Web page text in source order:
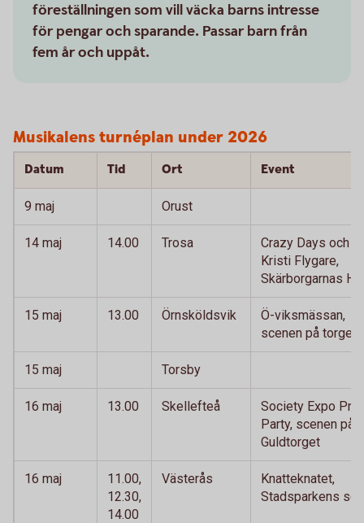
föreställningen som vill väcka barns intresse
för pengar och sparande. Passar barn från
fem år och uppåt.
Musikalens turnéplan under 2026
Datum Tid Ort Event
9 maj Orust
14 maj 14.00 Trosa
Crazy Days och
Kristi Flygare,
Skärborgarnas
15 maj 13.00 Örnsköldsvik
Ö-viksmässan,
scenen på torget
15 maj Torsby
16 maj 13.00 Skellefteå
Society Expo Pre-
Party, scenen på
Guldtorget
16 maj
11.00,
12.30,
14.00
Västerås
Knatteknatet,
Stadsparkens